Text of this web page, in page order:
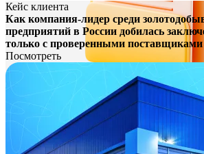
Кейс клиента
Как компания-лидер среди
предприятий в России добилась
только с проверенными поставщиками
Посмотреть